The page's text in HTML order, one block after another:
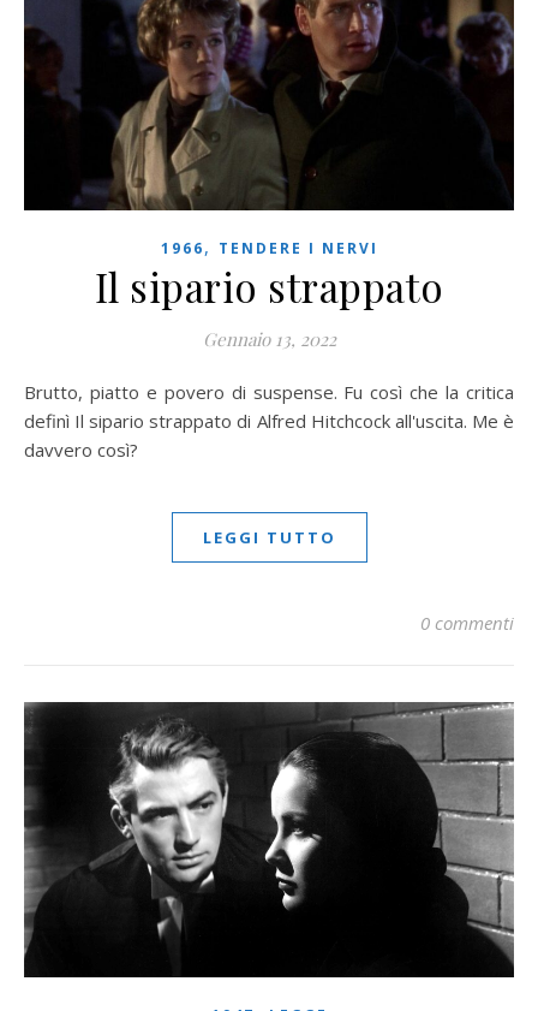
1966, TENDERE I NERVI
Il sipario strappato
Gennaio 13, 2022
Brutto, piatto e povero di suspense. Fu così che la critica
definì Il sipario strappato di Alfred Hitchcock all'uscita. Me è
davvero così?
LEGGI TUTTO
0 commenti